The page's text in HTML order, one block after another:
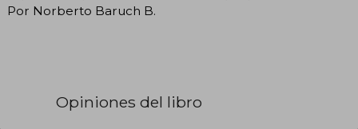
Por Norberto Baruch B.
Opiniones del libro